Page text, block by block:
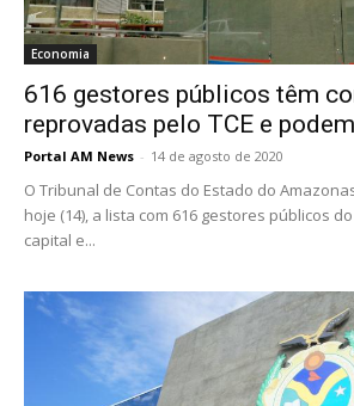
Economia
616 gestores públicos têm
reprovadas pelo TCE e
Portal AM News - 14 de agosto de 2020
O Tribunal de Contas do Estado do
hoje (14), a lista com 616 gestores públicos
capital e...